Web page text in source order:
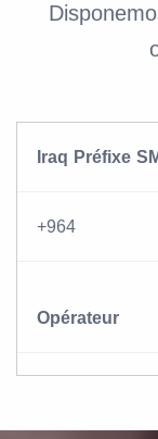
Iraq Préfixe
+964
Opérateur